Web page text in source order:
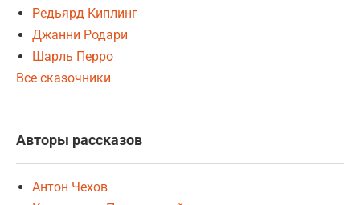
Редьярд Киплинг
Джанни Родари
Шарль Перро
Все сказочники
Авторы рассказов
Антон Чехов